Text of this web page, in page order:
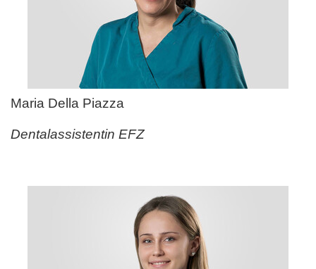
Maria Della Piazza
Dentalassistentin EFZ